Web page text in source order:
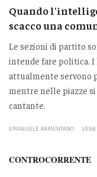
Quando
scacco una
Le sezioni di partito
intende fare politica.
attualmente servono
mentre nelle piazze si
cantante.
EMANUELE ARMENTANO
CONTROCORRENTE